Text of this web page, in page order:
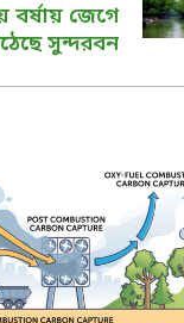
বর্ষায় জেগে
সুন্দরবন